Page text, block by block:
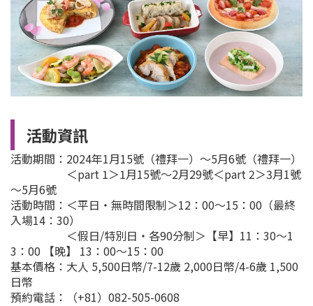
活動資訊
活動期間：2024年1月15號（禮拜一）～5月6號（禮拜一）
＜part 1＞1月15號～2月29號＜part 2＞3月1號
～5月6號
活動時間：＜平日・無時間限制＞12：00～15：00（最終
入場14：30）
＜假日/特別日・各90分制＞【早】11：30～1
3：00 【晚】 13：00～15：00
基本價格：大人 5,500日幣/7-12歲 2,000日幣/4-6歲 1,500
日幣
預約電話：（+81）082-505-0608